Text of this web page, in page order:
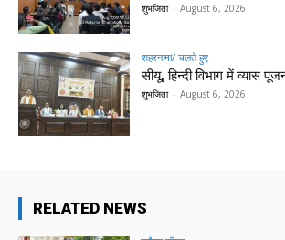
शुभजिता - August 6, 2026
शहरनामा/ चलते हुए
सीयू, हिन्दी विभाग में व्यास
शुभजिता - August 6, 2026
RELATED NEWS